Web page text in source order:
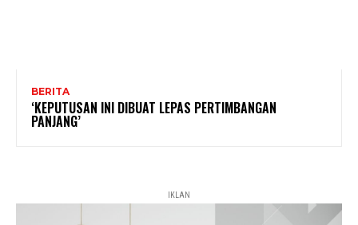
BERITA
‘KEPUTUSAN INI DIBUAT LEPAS PERTIMBANGAN
PANJANG’
IKLAN